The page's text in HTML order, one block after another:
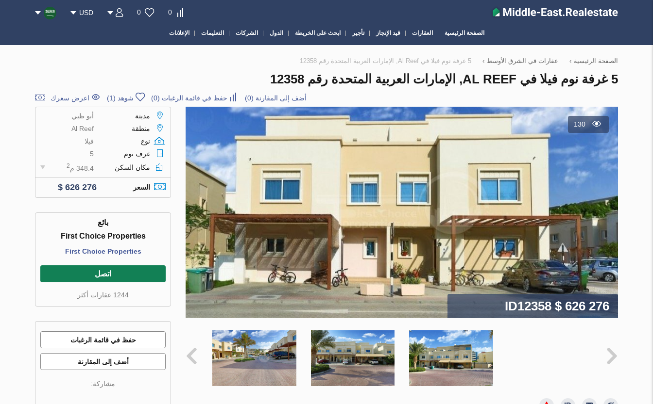
0
0
USD
الصفحة الرئيسية العقارات قيد الإنجاز تأجير ابحث على الخريطة الدول الشركات التعليمات الإعلانات
الصفحة الرئيسية › عقارات في الشرق الأوسط › 5 غرفة نوم فيلا في Al Reef, الإمارات العربية المتحدة رقم 12358
5 غرفة نوم فيلا في AL REEF, الإمارات العربية المتحدة رقم 12358
أضف إلى المقارنة (
0
) حفظ في قائمة الرغبات (
0
) شوهد (1) اعرض سعرك
130
ID12358 $ 626 276
مدينة
أبو ظبي
منطقة
Al Reef
نوع
فيلا
غرف نوم
5
مكان السكن
348.4 م 2
السعر $ 626 276
بائع
First Choice Properties
First Choice Properties
اتصل
1244 عقارات أكثر
حفظ في قائمة الرغبات
أضف إلى المقارنة
مشاركة: